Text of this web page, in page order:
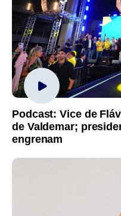
Podcast: Vice de
de Valdemar;
engrenam